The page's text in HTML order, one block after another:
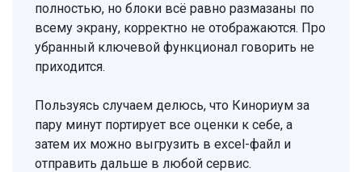
полностью, но блоки всё равно размазаны по
всему экрану, корректно не отображаются. Про
убранный ключевой функционал говорить не
приходится.
Пользуясь случаем делюсь, что Кинориум за
пару минут портирует все оценки к себе, а
затем их можно выгрузить в exсel-файл и
отправить дальше в любой сервис.